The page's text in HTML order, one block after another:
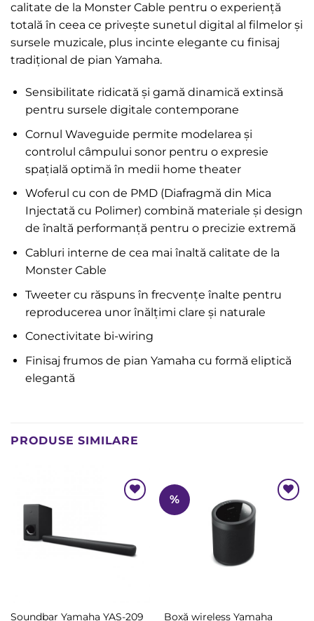
calitate de la Monster Cable pentru o experiență
totală în ceea ce privește sunetul digital al filmelor și
sursele muzicale, plus incinte elegante cu finisaj
tradițional de pian Yamaha.
Sensibilitate ridicată și gamă dinamică extinsă
pentru sursele digitale contemporane
Cornul Waveguide permite modelarea și
controlul câmpului sonor pentru o expresie
spațială optimă în medii home theater
Woferul cu con de PMD (Diafragmă din Mica
Injectată cu Polimer) combină materiale și design
de înaltă performanță pentru o precizie extremă
Cabluri interne de cea mai înaltă calitate de la
Monster Cable
Tweeter cu răspuns în frecvențe înalte pentru
reproducerea unor înălțimi clare și naturale
Conectivitate bi-wiring
Finisaj frumos de pian Yamaha cu formă eliptică
elegantă
PRODUSE SIMILARE
Soundbar Yamaha YAS-209
%
Boxă wireless Yamaha